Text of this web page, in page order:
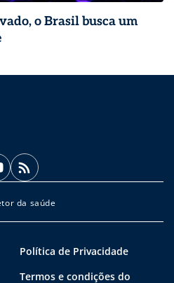
o Brasil busca um
da saúde
Política de Privacidade
Termos e condições do